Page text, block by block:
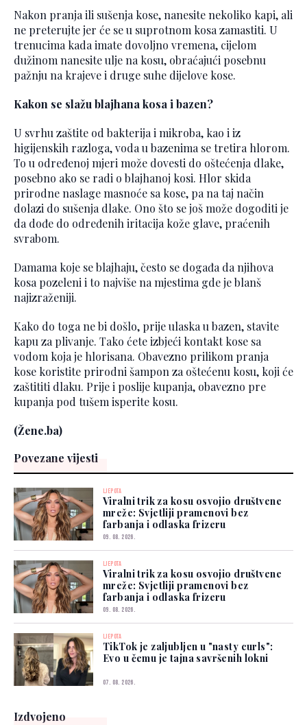
Nakon pranja ili sušenja kose, nanesite nekoliko kapi, ali
ne preterujte jer će se u suprotnom kosa zamastiti. U
trenucima kada imate dovoljno vremena, cijelom
dužinom nanesite ulje na kosu, obraćajući posebnu
pažnju na krajeve i druge suhe dijelove kose.
Kakon se slažu blajhana kosa i bazen?
U svrhu zaštite od bakterija i mikroba, kao i iz
higijenskih razloga, voda u bazenima se tretira hlorom.
To u određenoj mjeri može dovesti do oštećenja dlake,
posebno ako se radi o blajhanoj kosi. Hlor skida
prirodne naslage masnoće sa kose, pa na taj način
dolazi do sušenja dlake. Ono što se još može dogoditi je
da dođe do određenih iritacija kože glave, praćenih
svrabom.
Damama koje se blajhaju, često se događa da njihova
kosa pozeleni i to najviše na mjestima gde je blanš
najizraženiji.
Kako do toga ne bi došlo, prije ulaska u bazen, stavite
kapu za plivanje. Tako ćete izbjeći kontakt kose sa
vodom koja je hlorisana. Obavezno prilikom pranja
kose koristite prirodni šampon za oštećenu kosu, koji će
zaštititi dlaku. Prije i poslije kupanja, obavezno pre
kupanja pod tušem isperite kosu.
(Žene.ba)
Povezane vijesti
LJEPOTA
Viralni trik za kosu osvojio društvene
mreže: Svjetliji pramenovi bez
farbanja i odlaska frizeru
09. 08. 2026.
LJEPOTA
Viralni trik za kosu osvojio društvene
mreže: Svjetliji pramenovi bez
farbanja i odlaska frizeru
09. 08. 2026.
LJEPOTA
TikTok je zaljubljen u "nasty curls":
Evo u čemu je tajna savršenih lokni
07. 08. 2026.
Izdvojeno